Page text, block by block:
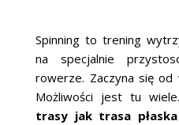
Spinning to trening
na specjalnie
rowerze. Zaczyna się
Możliwości jest tu wiele.
trasy jak trasa